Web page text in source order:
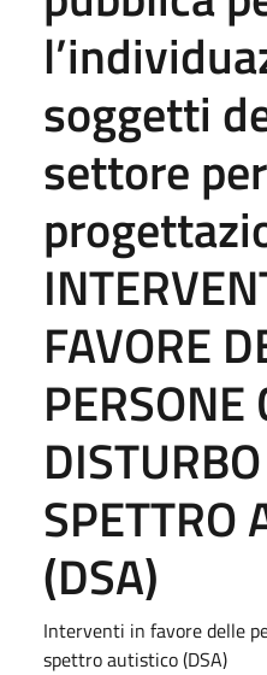
soggetti
settore
FAVORE
PERSONE
SPETTRO
(DSA)
Interventi in favore delle
spettro autistico (DSA)